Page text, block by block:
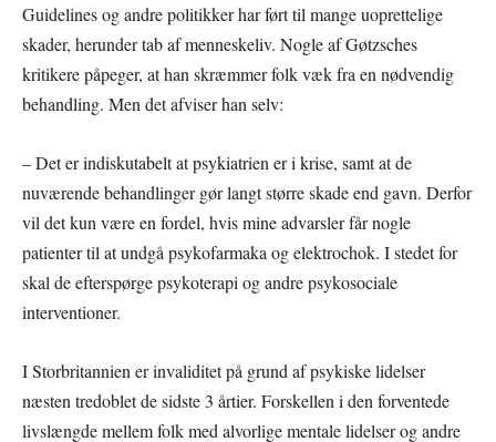
Guidelines og andre politikker har ført til mange uoprettelige
skader, herunder tab af menneskeliv. Nogle af Gøtzsches
kritikere påpeger, at han skræmmer folk væk fra en nødvendig
behandling. Men det afviser han selv:
– Det er indiskutabelt at psykiatrien er i krise, samt at de
nuværende behandlinger gør langt større skade end gavn. Derfor
vil det kun være en fordel, hvis mine advarsler får nogle
patienter til at undgå psykofarmaka og elektrochok. I stedet for
skal de efterspørge psykoterapi og andre psykosociale
interventioner.
I Storbritannien er invaliditet på grund af psykiske lidelser
næsten tredoblet de sidste 3 årtier. Forskellen i den forventede
livslængde mellem folk med alvorlige mentale lidelser og andre